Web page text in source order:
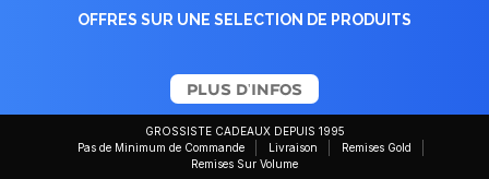
OFFRES SUR UNE SELECTION DE PRODUITS
PLUS D'INFOS
GROSSISTE CADEAUX DEPUIS 1995
Pas de Minimum de Commande
Livraison
Remises Gold
Remises Sur Volume